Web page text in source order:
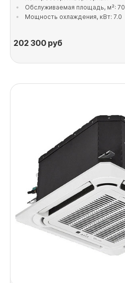
Обслуживаемая площадь, м²: 70
Мощность охлаждения, кВт: 7.0
202 300руб